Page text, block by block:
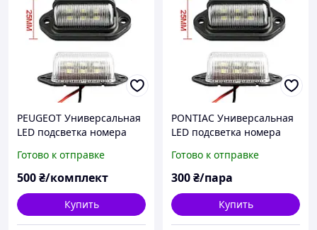
PEUGEOT Универсальная
LED подсветка номера
светодиодная фонарь
номерного знаку диодная
Готово к отправке
500₴/комплект
Купить
PONTIAC Универсальная
LED подсветка номера
светодиодная фонарь
номерного знаку диодная
Готово к отправке
300₴/пара
Купить